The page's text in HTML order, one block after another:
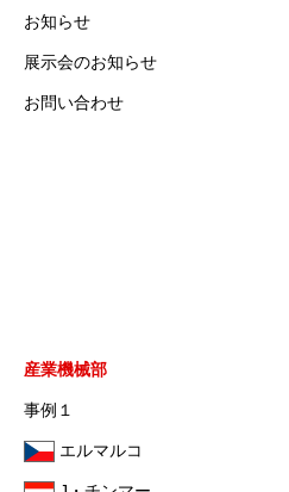
お知らせ
展示会のお知らせ
お問い合わせ
産業機械部
事例１
エルマルコ